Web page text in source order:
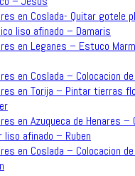
en Coslada- Quitar gotele
liso afinado – Damaris
en Leganes – Estuco
en Coslada – Colocacion
en Torija – Pintar tierras
en Azuqueca de Henares
liso afinado – Ruben
en Coslada – Colocacion